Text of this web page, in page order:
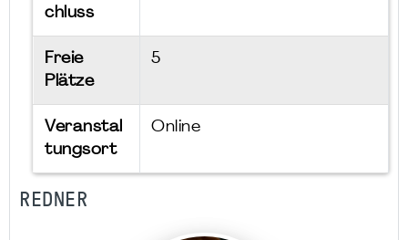
chluss
Freie
Plätze
5
Veranstal
tungsort
Online
REDNER